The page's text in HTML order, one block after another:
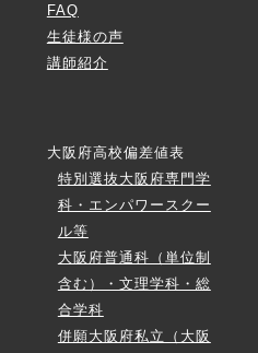
FAQ
生徒様の声
講師紹介
大阪府高校偏差値表
特別選抜大阪府専門学
科・エンパワースクー
ル等
大阪府普通科（単位制
含む）・文理学科・総
合学科
併願大阪府私立（大阪